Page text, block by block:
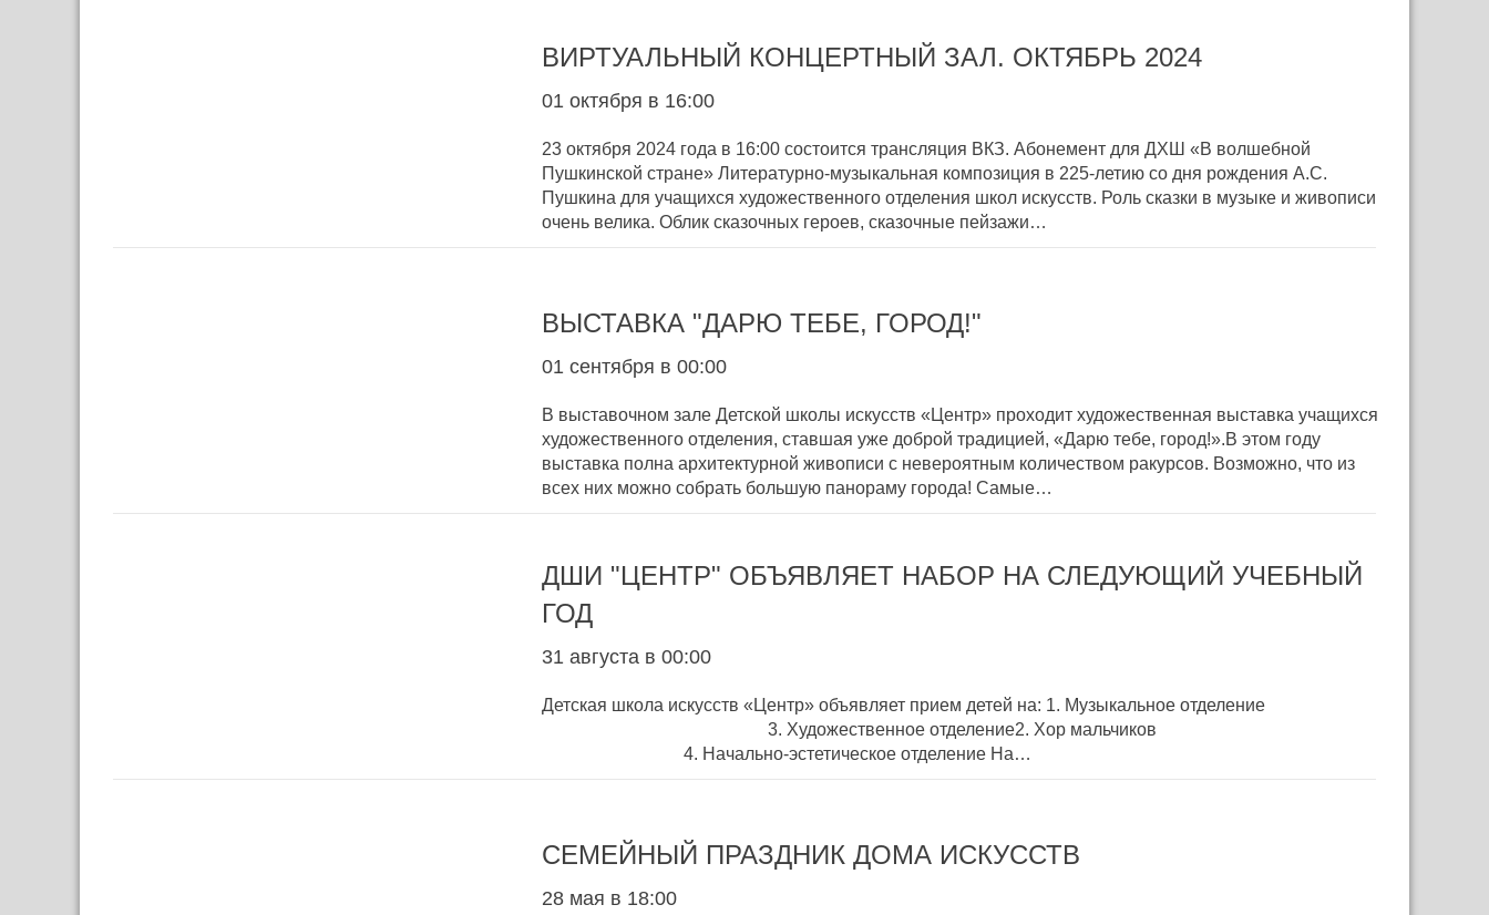
ВИРТУАЛЬНЫЙ КОНЦЕРТНЫЙ ЗАЛ. ОКТЯБРЬ 2024
01 октября в 16:00
23 октября 2024 года в 16:00 состоится трансляция ВКЗ. Абонемент для ДХШ «В волшебной
Пушкинской стране» Литературно-музыкальная композиция в 225-летию со дня рождения А.С.
Пушкина для учащихся художественного отделения школ искусств. Роль сказки в музыке и живописи
очень велика. Облик сказочных героев, сказочные пейзажи…
ВЫСТАВКА "ДАРЮ ТЕБЕ, ГОРОД!"
01 сентября в 00:00
В выставочном зале Детской школы искусств «Центр» проходит художественная выставка учащихся
художественного отделения, ставшая уже доброй традицией, «Дарю тебе, город!».В этом году
выставка полна архитектурной живописи с невероятным количеством ракурсов. Возможно, что из
всех них можно собрать большую панораму города! Самые…
ДШИ "ЦЕНТР" ОБЪЯВЛЯЕТ НАБОР НА СЛЕДУЮЩИЙ УЧЕБНЫЙ
ГОД
31 августа в 00:00
Детская школа искусств «Центр» объявляет прием детей на: 1. Музыкальное отделение
3. Художественное отделение2. Хор мальчиков
4. Начально-эстетическое отделение На…
СЕМЕЙНЫЙ ПРАЗДНИК ДОМА ИСКУССТВ
28 мая в 18:00